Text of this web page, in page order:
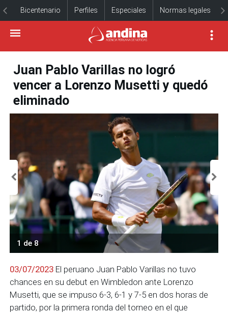
Bicentenario Perfiles Especiales Normas legales
Juan Pablo Varillas no logró
vencer a Lorenzo Musetti y quedó
eliminado
1 de 8
03/07/2023 El peruano Juan Pablo Varillas no tuvo
chances en su debut en Wimbledon ante Lorenzo
Musetti, que se impuso 6-3, 6-1 y 7-5 en dos horas de
partido, por la primera ronda del torneo en el que